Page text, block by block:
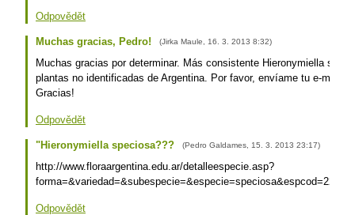
Odpovědět
Muchas gracias, Pedro! (Jirka Maule 16. 3. 2013 8:32)
Muchas gracias por determinar. Más consistente Hieronymiella
plantas no identificadas de Argentina. Por favor, envíame tu e-mail,
Gracias!
Odpovědět
"Hieronymiella speciosa??? (Pedro Galdames 15. 3. 2013 23:17)
http://www.floraargentina.edu.ar/detalleespecie.asp?
Odpovědět